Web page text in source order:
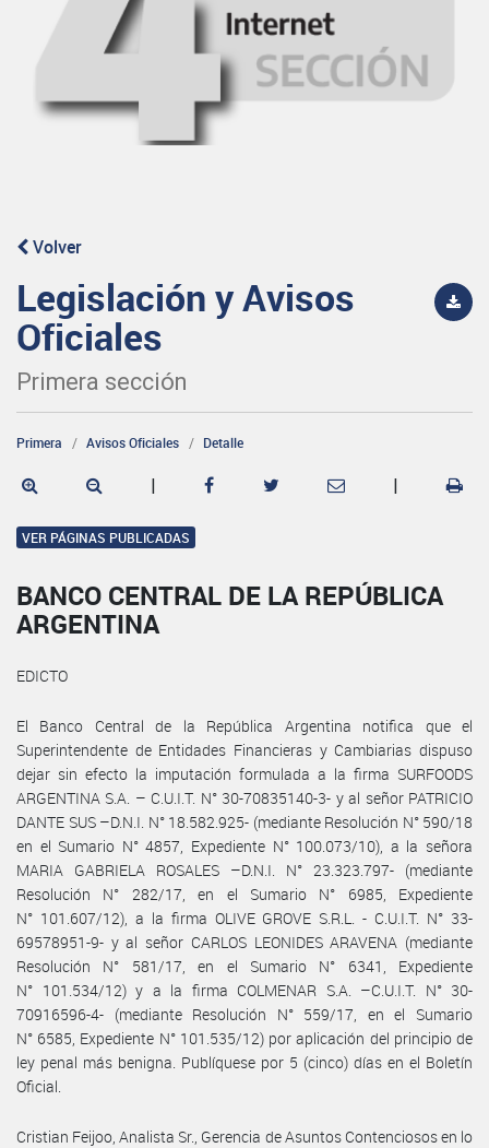
Volver
Legislación y Avisos
Oficiales
Primera sección
Primera Avisos Oficiales Detalle
| |
VER PÁGINAS PUBLICADAS
BANCO CENTRAL DE LA REPÚBLICA
ARGENTINA
EDICTO
El Banco Central de la República Argentina notifica que el
Superintendente de Entidades Financieras y Cambiarias dispuso
dejar sin efecto la imputación formulada a la firma SURFOODS
ARGENTINA S.A. – C.U.I.T. N° 30-70835140-3- y al señor PATRICIO
DANTE SUS –D.N.I. N° 18.582.925- (mediante Resolución N° 590/18
en el Sumario N° 4857, Expediente N° 100.073/10), a la señora
MARIA GABRIELA ROSALES –D.N.I. N° 23.323.797- (mediante
Resolución N° 282/17, en el Sumario N° 6985, Expediente
N° 101.607/12), a la firma OLIVE GROVE S.R.L. - C.U.I.T. N° 33-
69578951-9- y al señor CARLOS LEONIDES ARAVENA (mediante
Resolución N° 581/17, en el Sumario N° 6341, Expediente
N° 101.534/12) y a la firma COLMENAR S.A. –C.U.I.T. N° 30-
70916596-4- (mediante Resolución N° 559/17, en el Sumario
N° 6585, Expediente N° 101.535/12) por aplicación del principio de
ley penal más benigna. Publíquese por 5 (cinco) días en el Boletín
Oficial.
Cristian Feijoo, Analista Sr., Gerencia de Asuntos Contenciosos en lo